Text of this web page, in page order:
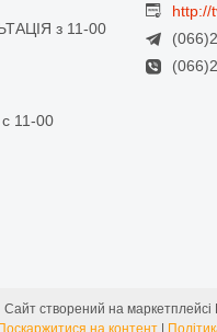
з 11-00
11-00
http://
Сайт створений на маркетплейсі
на контент |